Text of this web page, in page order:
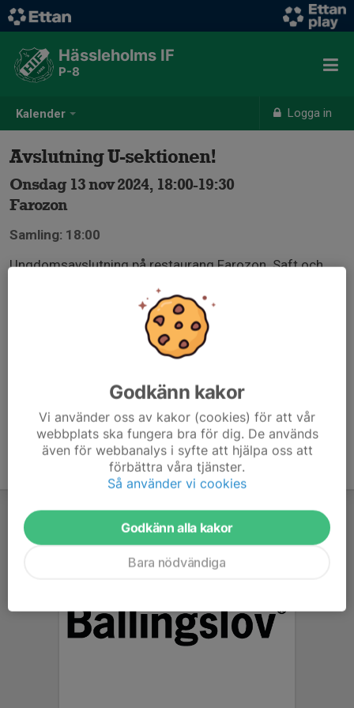
Kalender Logga in
Hässleholms IF
P-8
Avslutning U-sektionen!
Onsdag 13 nov 2024, 18:00-19:30
Farozon
Samling: 18:00
Ungdomsavslutning på restaurang Farozon. Saft och
Godkänn kakor
Vi använder oss av kakor (cookies) för att vår
webbplats ska fungera bra för dig. De används
även för webbanalys i syfte att hjälpa oss att
förbättra våra tjänster.
Så använder vi cookies
Godkänn alla kakor
Bara nödvändiga